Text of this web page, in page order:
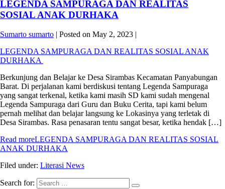
LEGENDA SAMPURAGA DAN REALITAS
SOSIAL ANAK DURHAKA
Sumarto sumarto | Posted on May 2, 2023 |
LEGENDA SAMPURAGA DAN REALITAS SOSIAL ANAK
DURHAKA
Berkunjung dan Belajar ke Desa Sirambas Kecamatan Panyabungan
Barat. Di perjalanan kami berdiskusi tentang Legenda Sampuraga
yang sangat terkenal, ketika kami masih SD kami sudah mengenal
Legenda Sampuraga dari Guru dan Buku Cerita, tapi kami belum
pernah melihat dan belajar langsung ke Lokasinya yang terletak di
Desa Sirambas. Rasa penasaran tentu sangat besar, ketika hendak […]
Read moreLEGENDA SAMPURAGA DAN REALITAS SOSIAL
ANAK DURHAKA
Filed under: Literasi News
Search for: